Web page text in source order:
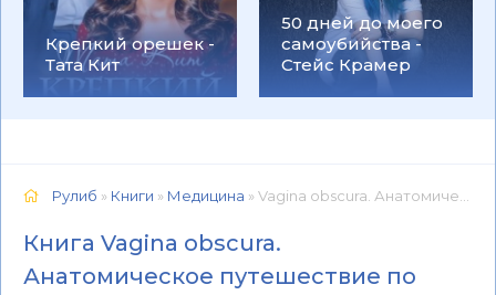
Крепкий орешек -
Тата Кит
50 дней до моего
самоубийства -
Стейс Крамер
Рулиб » Книги » Медицина » Vagina obscura. Анатомическое путешествие по женскому телу - Рэйчел Гросс 📕 - Книга онлайн бесплатно
Книга Vagina obscura.
Анатомическое путешествие по